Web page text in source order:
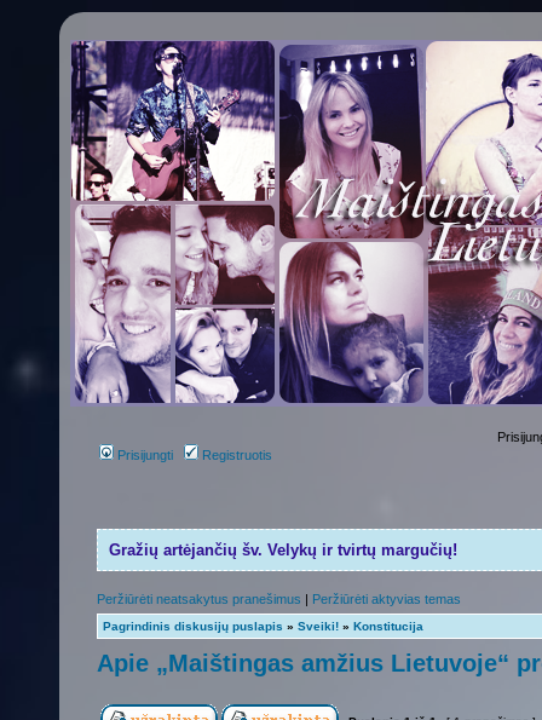
Prisijungti Registruotis
Gražių artėjančių šv. Velykų ir tvirtų margučių!
Peržiūrėti neatsakytus pranešimus | Peržiūrėti aktyvias temas
Pagrindinis diskusijų puslapis » Sveiki! » Konstitucija
Apie „Maištingas amžius Lietuvoje“